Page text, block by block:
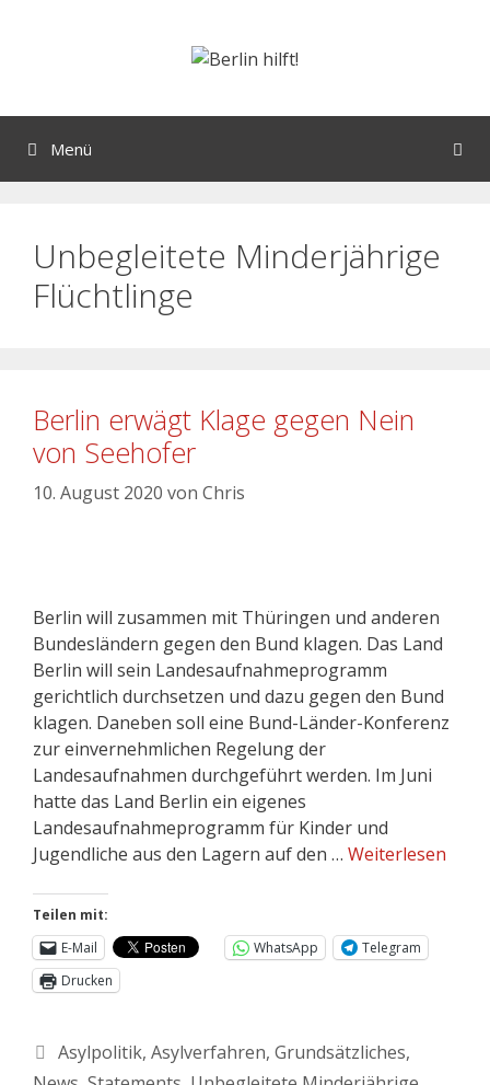
Menü
Unbegleitete Minderjährige
Flüchtlinge
Berlin erwägt Klage gegen Nein
von Seehofer
10. August 2020 von Chris
Berlin will zusammen mit Thüringen und anderen
Bundesländern gegen den Bund klagen. Das Land
Berlin will sein Landesaufnahmeprogramm
gerichtlich durchsetzen und dazu gegen den Bund
klagen. Daneben soll eine Bund-Länder-Konferenz
zur einvernehmlichen Regelung der
Landesaufnahmen durchgeführt werden. Im Juni
hatte das Land Berlin ein eigenes
Landesaufnahmeprogramm für Kinder und
Jugendliche aus den Lagern auf den … Weiterlesen
Teilen mit:
E-Mail
WhatsApp
Telegram
Drucken
Asylpolitik, Asylverfahren, Grundsätzliches,